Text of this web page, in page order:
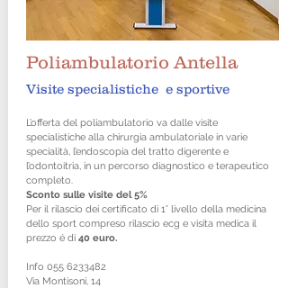
Poliambulatorio Antella
Visite specialistiche e sportive
L’offerta del poliambulatorio va dalle visite
specialistiche alla chirurgia ambulatoriale in varie
specialità, l’endoscopia del tratto digerente e
l’odontoitria, in un percorso diagnostico e terapeutico
completo.
Sconto sulle visite del 5%
Per il rilascio dei certificato di 1° livello della medicina
dello sport compreso rilascio ecg e visita medica il
prezzo é di 40 euro.
Info 055 6233482
Via Montisoni, 14